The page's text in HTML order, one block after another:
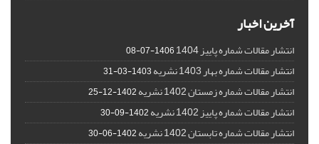
آخرین اخبار
انتشار مقالات شماره پاییز 1404 1406-07-08
انتشار مقالات شماره بهار 1403 نشریه 1403-03-31
انتشار مقالات شماره زمستان 1402 نشریه 1402-12-25
انتشار مقالات شماره پاییز 1402 نشریه 1402-09-30
انتشار مقالات شماره تابستان 1402 نشریه 1402-06-30